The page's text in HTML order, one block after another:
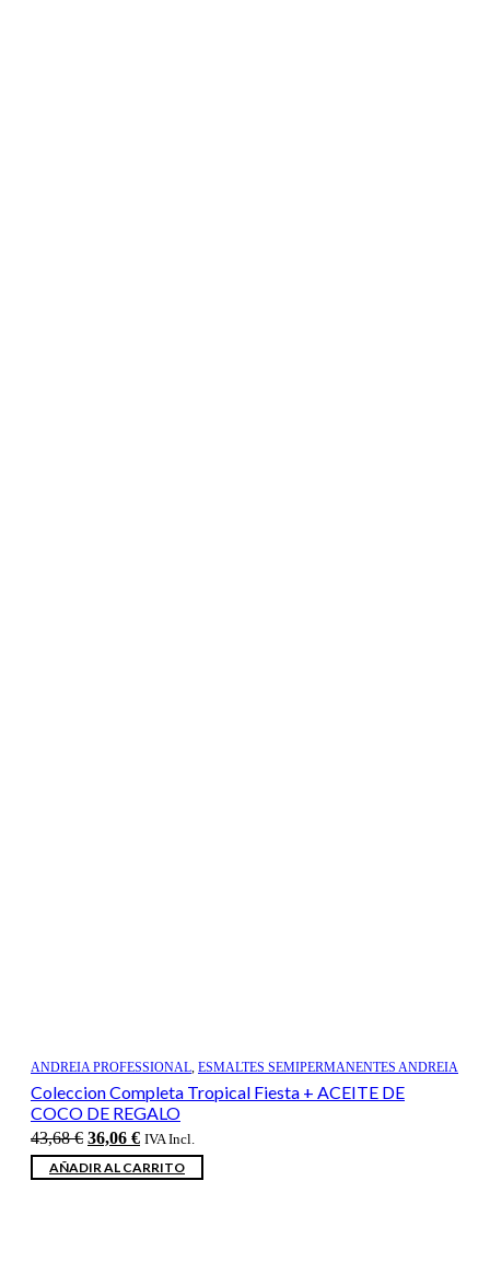
ANDREIA PROFESSIONAL, ESMALTES SEMIPERMANENTES ANDREIA
Coleccion Completa Tropical Fiesta + ACEITE DE
COCO DE REGALO
43,68€ El
precio
original
36,06 €El
precio
actual
IVA Incl.
AÑADIR AL CARRITO